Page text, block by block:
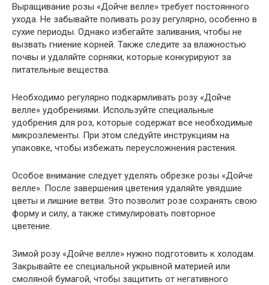
Выращивание розы «Дойче велле» требует постоянного
ухода. Не забывайте поливать розу регулярно, особенно в
сухие периоды. Однако избегайте заливания, чтобы не
вызвать гниение корней. Также следите за влажностью
почвы и удаляйте сорняки, которые конкурируют за
питательные вещества.
Необходимо регулярно подкармливать розу «Дойче
велле» удобрениями. Используйте специальные
удобрения для роз, которые содержат все необходимые
микроэлементы. При этом следуйте инструкциям на
упаковке, чтобы избежать переусложнения растения.
Особое внимание следует уделять обрезке розы «Дойче
велле». После завершения цветения удаляйте увядшие
цветы и лишние ветви. Это позволит розе сохранять свою
форму и силу, а также стимулировать повторное
цветение.
Зимой розу «Дойче велле» нужно подготовить к холодам.
Закрывайте ее специальной укрывной материей или
смоляной бумагой, чтобы защитить от негативного